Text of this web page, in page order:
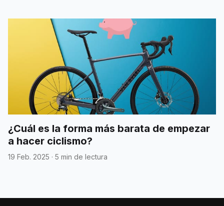
¿Cuál es la forma más barata de empezar
a hacer ciclismo?
19 Feb. 2025 · 5 min de lectura